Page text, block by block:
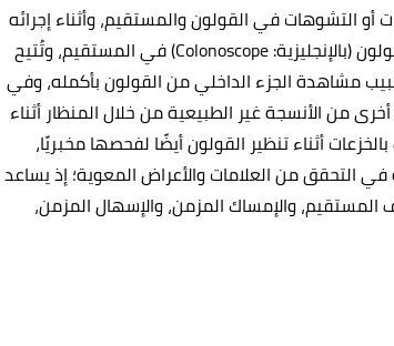
أو التشوهات في القولون والمستقيم، وأثناء إجرائه
يقوم الطبيب بإدخال أنبوب طويل ومرن يُسمى منظار القولون (بالإنجليزية: Colonoscope) في المستقيم، وتُتيح
مشاهدة الجزء الداخلي من القولون بأكمله، وفي
من الأنسجة غير الطبيعية من خلال المنظار أثناء
أثناء تنظير القولون أيضًا لفحصها مخبريًا،
في التحقق من العلامات والأعراض المعوية؛ إذ يساعد
والإمساك المزمن، والإسهال المزمن،